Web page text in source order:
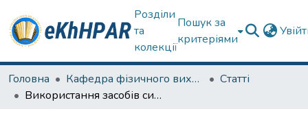
Розділи
та
колекції
Пошук за
критеріями
Головна Кафедра фізичного виховання та спортивного вдосконалення
Статті
Використання засобів силової гімнастики на заняттях фізичного виховання студентів